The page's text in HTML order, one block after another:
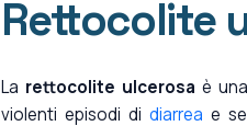
Rettocolite
La rettocolite ulcerosa è
violenti episodi di diarrea e